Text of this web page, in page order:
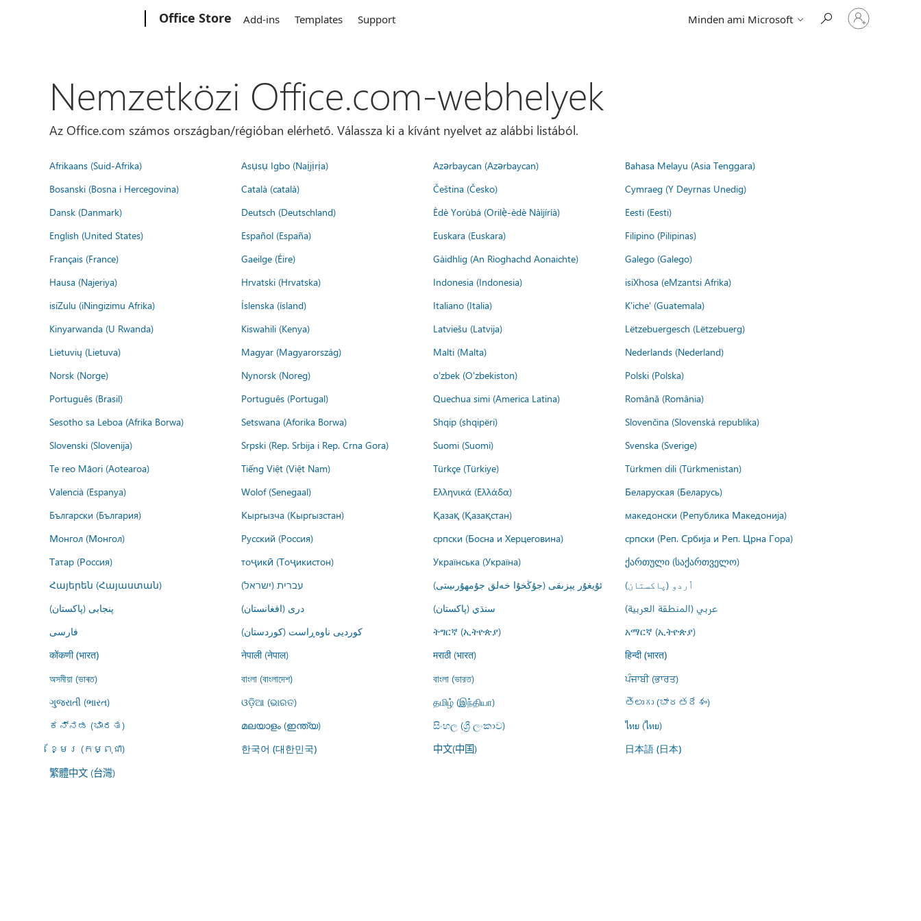
Office Store Add-ins Templates Support Minden ami Microsoft
Jelentkezzen
be
Nemzetközi Office.com-webhelyek
Az Office.com számos országban/régióban elérhető. Válassza ki a kívánt nyelvet az alábbi listából.
Afrikaans (Suid-Afrika) Asụsụ Igbo (Naịjịrịa) Azərbaycan (Azərbaycan)
Bahasa Melayu (Asia Tenggara)
Bosanski (Bosna i Hercegovina)
Català (català) Čeština (Česko)
Cymraeg (Y Deyrnas Unedig)
Dansk (Danmark)
Deutsch (Deutschland) Èdè Yorùbá (Orilẹ̀-èdè Nàìjíríà)
Eesti (Eesti)
English (United States)
Español (España) Euskara (Euskara)
Filipino (Pilipinas)
Français (France)
Gaeilge (Éire) Gàidhlig (An Rìoghachd Aonaichte)
Galego (Galego)
Hausa (Najeriya)
Hrvatski (Hrvatska) Indonesia (Indonesia)
isiXhosa (eMzantsi Afrika)
isiZulu (iNingizimu Afrika)
Íslenska (ísland) Italiano (Italia)
K'iche' (Guatemala)
Kinyarwanda (U Rwanda)
Kiswahili (Kenya) Latviešu (Latvija)
Lëtzebuergesch (Lëtzebuerg)
Lietuvių (Lietuva)
Magyar (Magyarország) Malti (Malta)
Nederlands (Nederland)
Norsk (Norge)
Nynorsk (Noreg) o'zbek (O'zbekiston)
Polski (Polska)
Português (Brasil)
Português (Portugal) Quechua simi (America Latina)
Română (România)
Sesotho sa Leboa (Afrika Borwa)
Setswana (Aforika Borwa) Shqip (shqipëri)
Slovenčina (Slovenská republika)
Slovenski (Slovenija)
Srpski (Rep. Srbija i Rep. Crna Gora) Suomi (Suomi)
Svenska (Sverige)
Te reo Māori (Aotearoa)
Tiếng Việt (Việt Nam) Türkçe (Türkiye)
Türkmen dili (Türkmenistan)
Valencià (Espanya)
Wolof (Senegaal) Ελληνικά (Ελλάδα)
Беларуская (Беларусь)
Български (България)
Кыргызча (Кыргызстан) Қазақ (Қазақстан)
македонски (Република Македонија)
Монгол (Монгол)
Русский (Россия) српски (Босна и Херцеговина)
српски (Реп. Србија и Реп. Црна Гора)
Татар (Россия)
тоҷикӣ (Тоҷикистон) Українська (Україна)
ქართული (საქართველო)
Հայերեն (Հայաստան)
עברית (ישראל) ئۇيغۇر يېزىقى (جۇڭخۇا خەلق جۇمھۇرىيىتى)
اُردو (پاکستان)
پنجابی (پاکستان)
درى (افغانستان) سنڌي (پاکستان)
عربي (المنطقة العربية)
فارسى
کوردیی ناوەڕاست (کوردستان) ትግርኛ (ኢትዮጵያ) አማርኛ (ኢትዮጵያ)
कोंकणी (भारत) नेपाली (नेपाल) मराठी (भारत) हिन्दी (भारत)
অসমীয়া (ভাৰত) বাংলা (বাংলাদেশ) বাংলা (ভারত)
ਪੰਜਾਬੀ (ਭਾਰਤ)
ગુજરાતી (ભારત)
ଓଡ଼ିଆ (ଭାରତ) தமிழ் (இந்தியா)
తెలుగు (భారతదేశం)
ಕನ್ನಡ (ಭಾರತ)
മലയാളം (ഇന്ത്യ) සිංහල (ශ්‍රී ලංකාව)
ไทย (ไทย)
ខ្មែរ (កម្ពុជា)
한국어 (대한민국) 中文(中国) 日本語 (日本)
繁體中文 (台灣)